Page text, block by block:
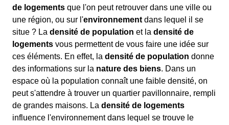
de logements que l'on peut retrouver dans une ville ou
une région, ou sur l'environnement dans lequel il se
situe ? La densité de population et la densité de
logements vous permettent de vous faire une idée sur
ces éléments. En effet, la densité de population donne
des informations sur la nature des biens. Dans un
espace où la population connaît une faible densité, on
peut s'attendre à trouver un quartier pavillonnaire, rempli
de grandes maisons. La densité de logements
influence l'environnement dans lequel se trouve le